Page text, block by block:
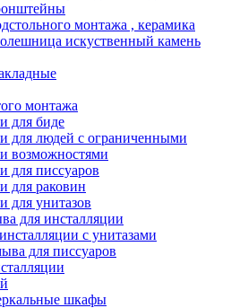
монтажа , керамика
искуственный камень
монтажа
для биде
для людей с ограниченными
возможностями
для писсуаров
для раковин
для унитазов
для инсталляции
с унитазами
для писсуаров
шкафы